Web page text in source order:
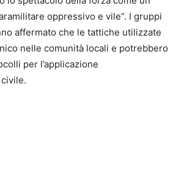
oppressivo e vile”. I gruppi
affermato che le tattiche utilizzate
nelle comunità locali e potrebbero
per l’applicazione